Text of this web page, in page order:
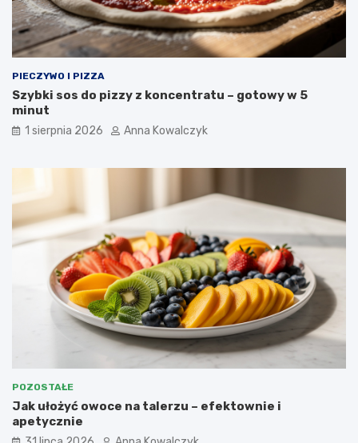
PIECZYWO I PIZZA
Szybki sos do pizzy z koncentratu – gotowy w 5
minut
1 sierpnia 2026 Anna Kowalczyk
POZOSTAŁE
Jak ułożyć owoce na talerzu – efektownie i
apetycznie